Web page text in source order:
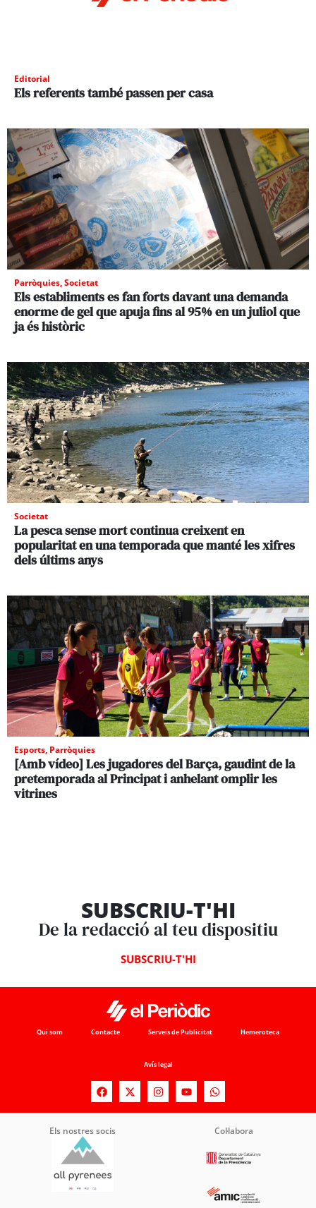
Editorial
Els referents també passen per casa
Parròquies,Societat
Els establiments es fan forts davant una demanda
enorme de gel que apuja fins al 95% en un juliol que
ja és històric
Societat
La pesca sense mort continua creixent en
popularitat en una temporada que manté les xifres
dels últims anys
Esports, Parròquies
[Amb vídeo] Les jugadores del Barça, gaudint de la
pretemporada al Principat i anhelant omplir les
vitrines
SUBSCRIU-T'HI
De la redacció al teu dispositiu
SUBSCRIU-T'HI
Qui som Contacte Serveis de Publicitat Hemeroteca
Avís legal
Els nostres socis Col·labora